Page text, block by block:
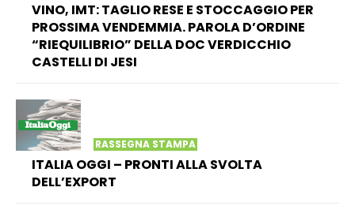
VINO, IMT: TAGLIO RESE E STOCCAGGIO PER
PROSSIMA VENDEMMIA. PAROLA D’ORDINE
“RIEQUILIBRIO” DELLA DOC VERDICCHIO
CASTELLI DI JESI
RASSEGNA STAMPA
ITALIA OGGI – PRONTI ALLA SVOLTA
DELL’EXPORT